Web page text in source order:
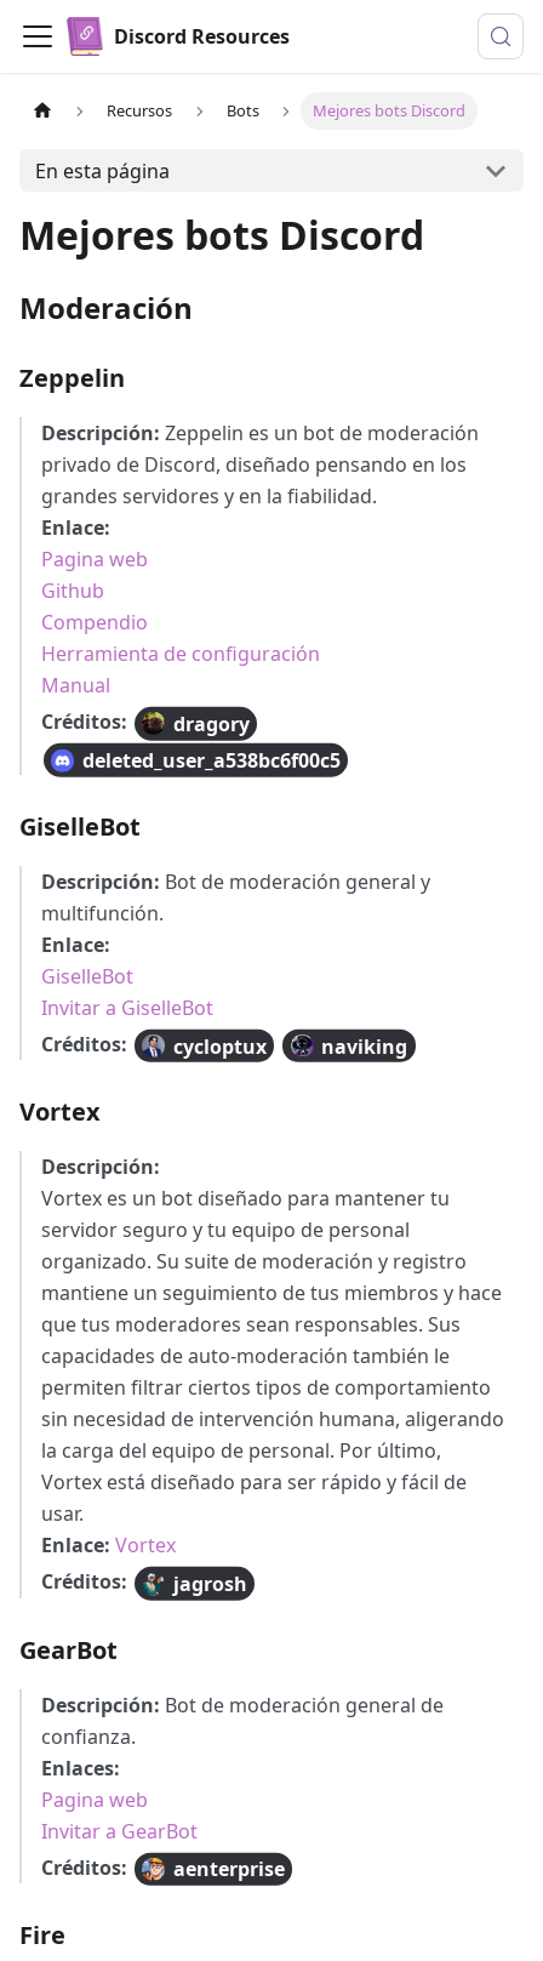
Discord Resources
Recursos Bots Mejores bots Discord
En esta página
Mejores bots Discord
Moderación
Zeppelin
Descripción: Zeppelin es un bot de moderación
privado de Discord, diseñado pensando en los
grandes servidores y en la fiabilidad.
Enlace:
Pagina web
Github
Compendio
Herramienta de configuración
Manual
Créditos:
dragory
deleted_user_a538bc6f00c5
GiselleBot
Descripción: Bot de moderación general y
multifunción.
Enlace:
GiselleBot
Invitar a GiselleBot
Créditos:
cycloptux naviking
Vortex
Descripción:
Vortex es un bot diseñado para mantener tu
servidor seguro y tu equipo de personal
organizado. Su suite de moderación y registro
mantiene un seguimiento de tus miembros y hace
que tus moderadores sean responsables. Sus
capacidades de auto-moderación también le
permiten filtrar ciertos tipos de comportamiento
sin necesidad de intervención humana, aligerando
la carga del equipo de personal. Por último,
Vortex está diseñado para ser rápido y fácil de
usar.
Enlace: Vortex
Créditos:
jagrosh
GearBot
Descripción: Bot de moderación general de
confianza.
Enlaces:
Pagina web
Invitar a GearBot
Créditos:
aenterprise
Fire